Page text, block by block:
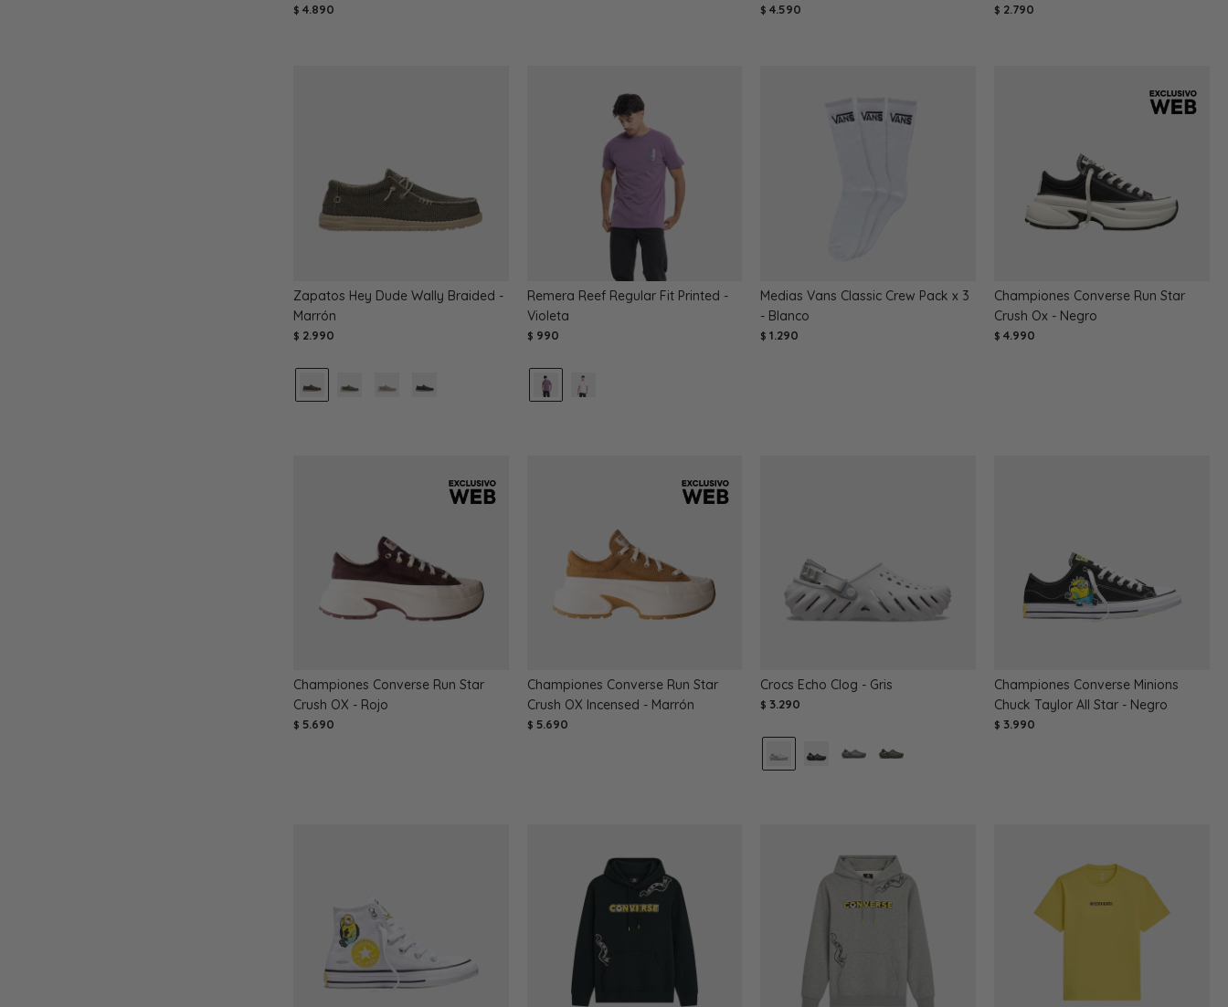
$ 4.890 $ 4.590 $ 2.790
Zapatos Hey Dude Wally Braided -
Marrón
$ 2.990
Remera Reef Regular Fit Printed -
Violeta
$ 990
Medias Vans Classic Crew Pack x 3
- Blanco
$ 1.290
Championes Converse Run Star
Crush Ox - Negro
$ 4.990
Championes Converse Run Star
Crush OX - Rojo
$ 5.690
Championes Converse Run Star
Crush OX Incensed - Marrón
$ 5.690
Crocs Echo Clog - Gris
$ 3.290
Championes Converse Minions
Chuck Taylor All Star - Negro
$ 3.990